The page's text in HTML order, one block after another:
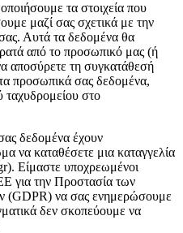
τα στοιχεία που
μαζί σας σχετικά με την
Αυτά τα δεδομένα θα
από το προσωπικό μας (ή
αποσύρετε τη συγκατάθεσή
προσωπικά σας δεδομένα,
ταχυδρομείου στο
δεδομένα έχουν
να καταθέσετε μια καταγγελία
Είμαστε υποχρεωμένοι
για την Προστασία των
(GDPR) να σας ενημερώσουμε
δεν σκοπεύουμε να